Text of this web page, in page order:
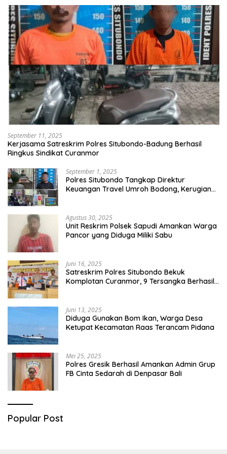
September 11, 2025
Kerjasama Satreskrim Polres Situbondo-Badung Berhasil
Ringkus Sindikat Curanmor
September 1, 2025
Polres Situbondo Tangkap Direktur
Keuangan Travel Umroh Bodong, Kerugian
Agustus 30, 2025
Unit Reskrim Polsek Sapudi Amankan Warga
Pancor yang Diduga Miliki Sabu
Juni 16, 2025
Satreskrim Polres Situbondo Bekuk
Komplotan Curanmor, 9 Tersangka Berhasil
Juni 13, 2025
Diduga Gunakan Bom Ikan, Warga Desa
Ketupat Kecamatan Raas Terancam Pidana
Mei 25, 2025
Polres Gresik Berhasil Amankan Admin Grup
FB Cinta Sedarah di Denpasar Bali
Popular Post